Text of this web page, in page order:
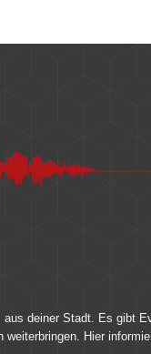
deiner Stadt. Es gibt
Hier